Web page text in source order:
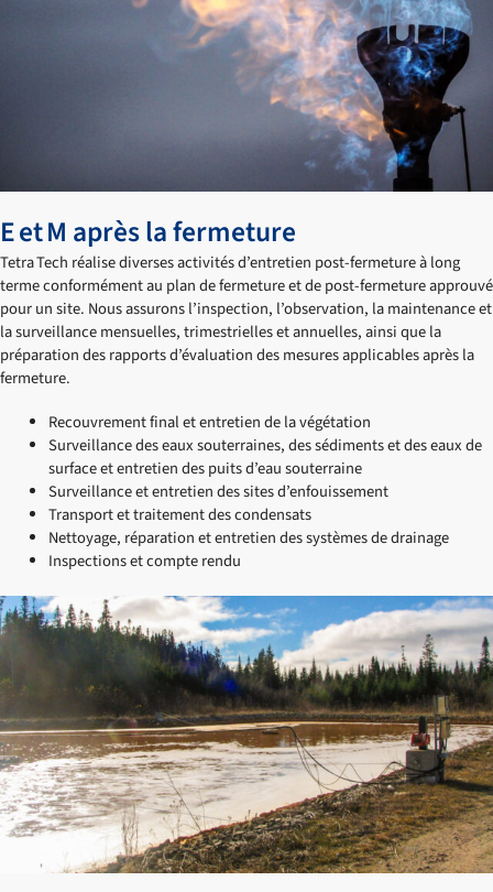
E et M après la fermeture
Tetra Tech réalise diverses activités d’entretien post-fermeture à long
terme conformément au plan de fermeture et de post-fermeture approuvé
pour un site. Nous assurons l’inspection, l’observation, la maintenance et
la surveillance mensuelles, trimestrielles et annuelles, ainsi que la
préparation des rapports d’évaluation des mesures applicables après la
fermeture.
Recouvrement final et entretien de la végétation
Surveillance des eaux souterraines, des sédiments et des eaux de
surface et entretien des puits d’eau souterraine
Surveillance et entretien des sites d’enfouissement
Transport et traitement des condensats
Nettoyage, réparation et entretien des systèmes de drainage
Inspections et compte rendu